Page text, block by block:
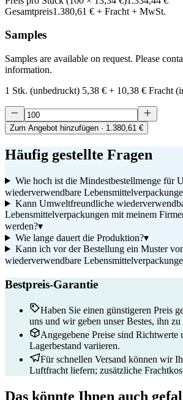
Gesamtpreis1.380,61 € + Fracht + MwSt.
Samples
Samples are available on request. Please
information.
1 Stk. (unbedruckt) 5,38 € + 10,38 € Fracht
Zum Angebot hinzufügen · 1.380,61 €
Häufig gestellte Fragen
Wie hoch ist die Mindestbestellmenge für
wiederverwendbare
Kann Umweltfreundliche
Lebensmittelverpackungen mit meinem
werden?▾
Wie lange dauert die Produktion?▾
Kann ich vor der Bestellung ein Muster
wiederverwendbare
Bestpreis-Garantie
Haben Sie einen günstigeren Preis
uns und wir geben unser Bestes, ihn zu
Angegebene Preise sind Richtwerte
Lagerbestand variieren.
Für schnellen Versand können wir
Luftfracht liefern; zusätzliche
Das könnte Ihnen auch